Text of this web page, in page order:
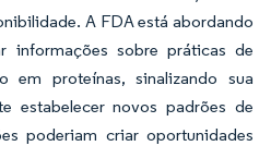
A FDA está abordando
informações sobre práticas de
em proteínas, sinalizando sua
estabelecer novos padrões de
poderiam criar oportunidades